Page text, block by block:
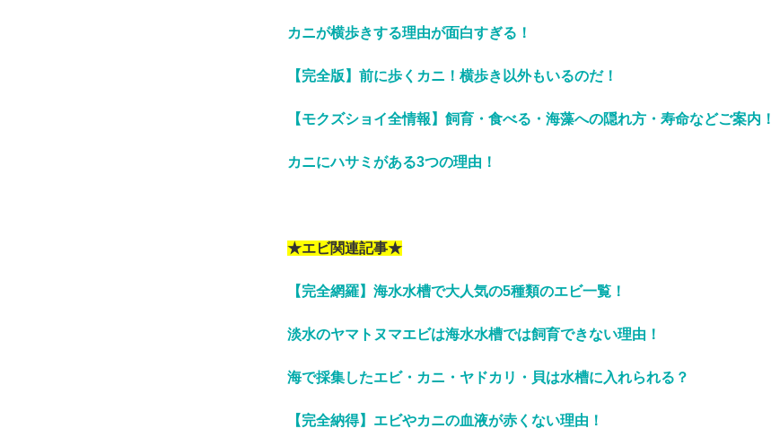
カニが横歩きする理由が面白すぎる！
【完全版】前に歩くカニ！横歩き以外もいるのだ！
【モクズショイ全情報】飼育・食べる・海藻への隠れ方・寿命などご案内！
カニにハサミがある3つの理由！
★エビ関連記事★
【完全網羅】海水水槽で大人気の5種類のエビ一覧！
淡水のヤマトヌマエビは海水水槽では飼育できない理由！
海で採集したエビ・カニ・ヤドカリ・貝は水槽に入れられる？
【完全納得】エビやカニの血液が赤くない理由！